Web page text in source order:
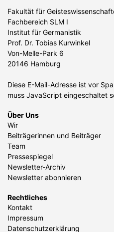
Fakultät für
Fachbereich SLM I
Institut für Germanistik
Prof. Dr. Tobias Kurwinkel
Von-Melle-Park 6
20146 Hamburg
Diese E-Mail-Adresse ist vor
muss JavaScript eingeschaltet
Über Uns
Wir
Beiträgerinnen und Beiträger
Team
Pressespiegel
Newsletter-Archiv
Newsletter abonnieren
Rechtliches
Kontakt
Impressum
Datenschutzerklärung